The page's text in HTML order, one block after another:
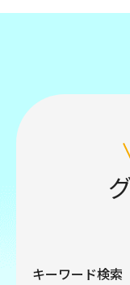
キーワード検索